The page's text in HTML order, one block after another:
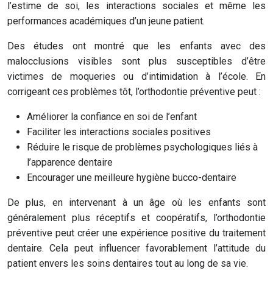
l’estime de soi, les interactions sociales et même les
performances académiques d’un jeune patient.
Des études ont montré que les enfants avec des
malocclusions visibles sont plus susceptibles d’être
victimes de moqueries ou d’intimidation à l’école. En
corrigeant ces problèmes tôt, l’orthodontie préventive peut :
Améliorer la confiance en soi de l’enfant
Faciliter les interactions sociales positives
Réduire le risque de problèmes psychologiques liés à
l’apparence dentaire
Encourager une meilleure hygiène bucco-dentaire
De plus, en intervenant à un âge où les enfants sont
généralement plus réceptifs et coopératifs, l’orthodontie
préventive peut créer une expérience positive du traitement
dentaire. Cela peut influencer favorablement l’attitude du
patient envers les soins dentaires tout au long de sa vie.